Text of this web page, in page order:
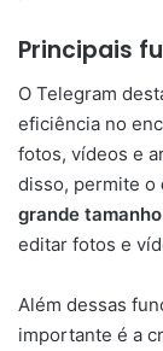
Principais
O Telegram
eficiência no
fotos, vídeos e
disso, permite o
grande tamanho
editar fotos e
Além dessas
importante é a